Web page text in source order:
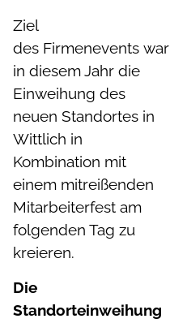
Ziel
des Firmenevents war
in diesem Jahr die
Einweihung des
neuen Standortes in
Wittlich in
Kombination mit
einem mitreißenden
Mitarbeiterfest am
folgenden Tag zu
kreieren.
Die
Standorteinweihung